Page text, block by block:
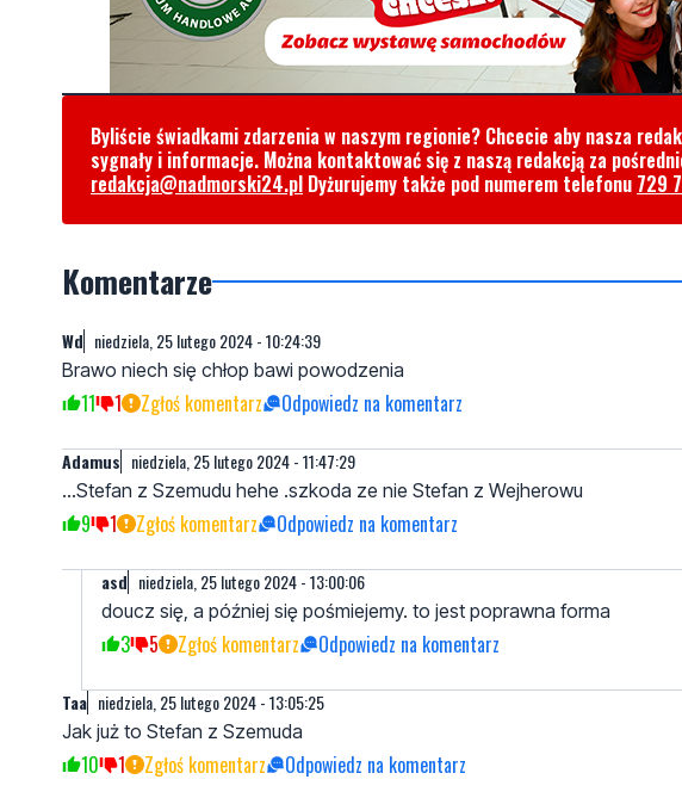
Byliście świadkami zdarzenia w naszym regionie? Chcecie aby nasza
sygnały i informacje. Można kontaktować się z naszą redakcją za
redakcja@nadmorski24.pl Dyżurujemy także pod numerem telefonu 729
Komentarze
Wd niedziela, 25 lutego 2024 - 10:24:39
Brawo niech się chłop bawi powodzenia
11 1 Zgłoś komentarz Odpowiedz na komentarz
Adamus niedziela, 25 lutego 2024 - 11:47:29
...Stefan z Szemudu hehe .szkoda ze nie Stefan z Wejherowu
9 1 Zgłoś komentarz Odpowiedz na komentarz
asd niedziela, 25 lutego 2024 - 13:00:06
doucz się, a później się pośmiejemy. to jest poprawna forma
3 5 Zgłoś komentarz Odpowiedz na komentarz
Taa niedziela, 25 lutego 2024 - 13:05:25
Jak już to Stefan z Szemuda
10 1 Zgłoś komentarz Odpowiedz na komentarz